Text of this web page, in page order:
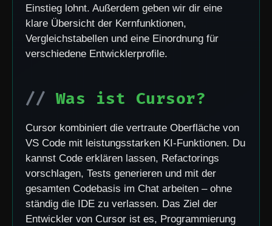
Einstieg lohnt. Außerdem geben wir dir eine
klare Übersicht der Kernfunktionen,
Vergleichstabellen und eine Einordnung für
verschiedene Entwicklerprofile.
Was ist Cursor?
Cursor kombiniert die vertraute Oberfläche von
VS Code mit leistungsstarken KI-Funktionen. Du
kannst Code erklären lassen, Refactorings
vorschlagen, Tests generieren und mit der
gesamten Codebasis im Chat arbeiten – ohne
ständig die IDE zu verlassen. Das Ziel der
Entwickler von Cursor ist es, Programmierung